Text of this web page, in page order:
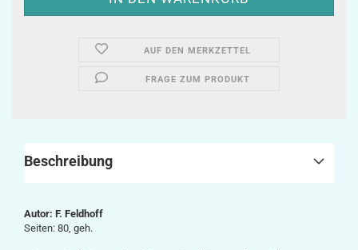
AUF DEN MERKZETTEL
FRAGE ZUM PRODUKT
Beschreibung
Autor: F. Feldhoff
Seiten: 80, geh.